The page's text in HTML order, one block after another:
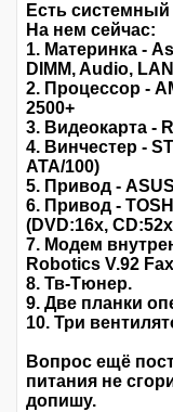
Есть системный
На нем сейчас:
1. Материнка -
DIMM, Audio,
2. Процессор -
2500+
3. Видеокарта -
4. Винчестер -
ATA/100)
5. Привод -
6. Привод -
(DVD:16x,
7. Модем
Robotics V.92
8. Тв-Тюнер.
9. Две планки
10. Три
Вопрос ещё
питания не
допишу.